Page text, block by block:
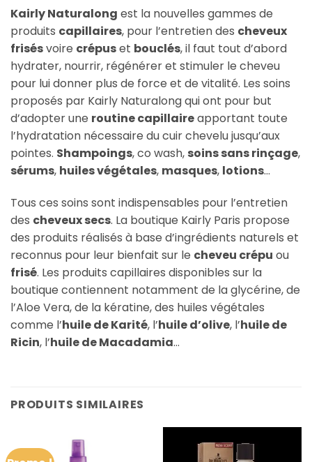
Kairly Naturalong est la nouvelles gammes de
produits capillaires, pour l’entretien des cheveux
frisésvoire crépuset bouclés, il faut tout d’abord
hydrater, nourrir, régénérer et stimuler le cheveu
pour lui donner plus de force et de vitalité. Les soins
proposés par Kairly Naturalong qui ont pour but
d’adopter une routine capillaireapportant toute
l’hydratation nécessaire du cuir chevelu jusqu’aux
pointes. Shampoings, co wash, soins sans rinçage,
sérums, huiles végétales, masques, lotions…
Tous ces soins sont indispensables pour l’entretien
des cheveux secs. La boutique Kairly Paris propose
des produits réalisés à base d’ingrédients naturels et
reconnus pour leur bienfait sur le cheveu crépu ou
frisé. Les produits capillaires disponibles sur la
boutique contiennent notamment de la glycérine, de
l’Aloe Vera, de la kératine, des huiles végétales
comme l’huile de Karité, l’huile d’olive, l’huile de
Ricin, l’huile de Macadamia…
PRODUITS SIMILAIRES